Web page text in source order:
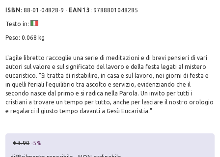
ISBN:88-01-04828-9 - EAN13 :9788801048285
Testo in:
Peso: 0.068 kg
L'agile libretto raccoglie una serie di meditazioni e di brevi pensieri di vari
autori sul valore e sul significato del lavoro e della festa legati al mistero
eucaristico. "Si tratta di ristabilire, in casa e sul lavoro, nei giorni di festa e
in quelli feriali l'equilibrio tra ascolto e servizio, evidenziando che il
secondo nasce dal primo e si radica nella Parola. Un invito per tutti i
cristiani a trovare un tempo per tutto, anche per lasciare il nostro orologio
e regalarci il giusto tempo davanti a Gesù Eucaristia."
€ 3.90 -5%